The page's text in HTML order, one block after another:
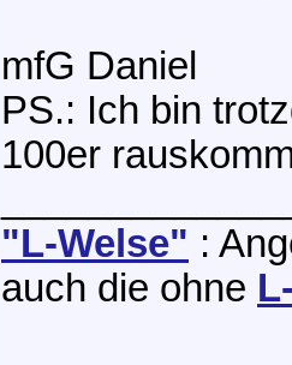
mfG Daniel
PS.: Ich bin
100er
"L-Welse" :
auch die ohne